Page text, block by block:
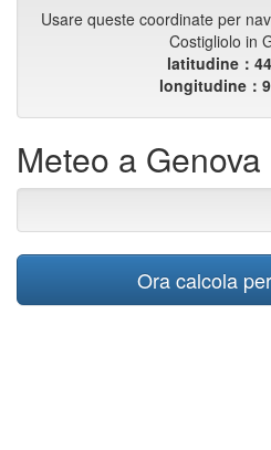
Usare queste coordinate per
Costigliolo in
latitudine：
longitudine：
Meteo a Genova
Ora calcola